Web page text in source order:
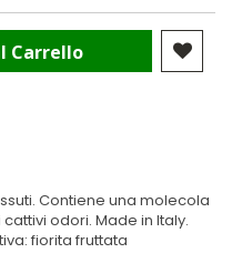
Carrello
Contiene una molecola
odori. Made in Italy.
fiorita fruttata